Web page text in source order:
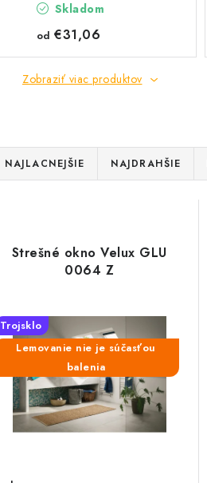
Skladom
od €31,06
Zobraziť viac produktov
NAJLACNEJŠIE NAJDRAHŠIE
Strešné okno Velux GLU
0064 Z
Trojsklo
Lemovanie nie je súčasťou
balenia